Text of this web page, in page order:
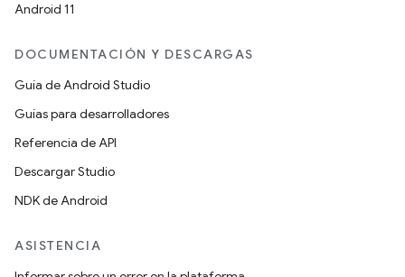
Android 11
DOCUMENTACIÓN Y DESCARGAS
Guía de Android Studio
Guías para desarrolladores
Referencia de API
Descargar Studio
NDK de Android
ASISTENCIA